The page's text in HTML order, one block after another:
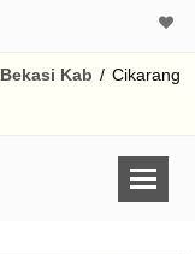
Bekasi Kab / Cikarang